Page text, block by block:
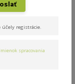
účely registrácie.
spracovania